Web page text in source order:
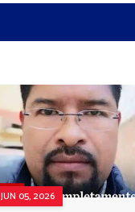
JUN 05, 2026